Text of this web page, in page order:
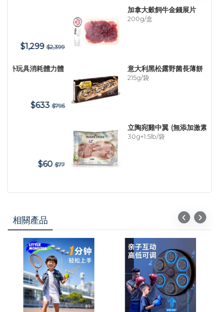
加拿大穀飼牛金錢展片
200g/盒
意大利黑松露野菌長薄餅
215g/袋
立陶宛雞中翼 (無添加激素)
30g+1.5lb/袋
相關產品